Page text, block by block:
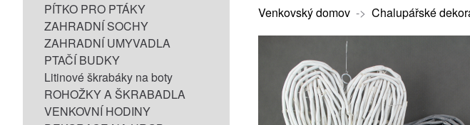
PÍTKO PRO PTÁKY
ZAHRADNÍ SOCHY
ZAHRADNÍ UMYVADLA
PTAČÍ BUDKY
Litinové škrabáky na boty
ROHOŽKY A ŠKRABADLA
VENKOVNÍ HODINY
Venkovský domov -> Chalupářské